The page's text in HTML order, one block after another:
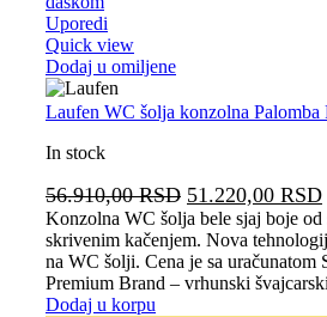
Uporedi
Quick view
Dodaj u omiljene
Laufen WC šolja konzolna Palomba
In stock
56.910,00RSD Originalna
cena
je
bila:
56.910,00 RSD.
51.220,00 RSD
Konzolna WC šolja bele sjaj boje od
skrivenim kačenjem. Nova
na WC šolji. Cena je sa uračunatom
Premium Brand – vrhunski
Dodaj u korpu